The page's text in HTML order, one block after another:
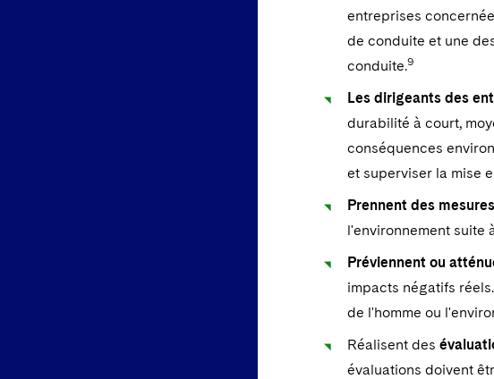
entreprises
de conduite et une
conduite.9
Les dirigeants des
durabilité à court,
conséquences
et superviser la mise
Prennent des
l'environnement suite
Préviennent ou
impacts négatifs
de l'homme ou
Réalisent des
évaluations doivent